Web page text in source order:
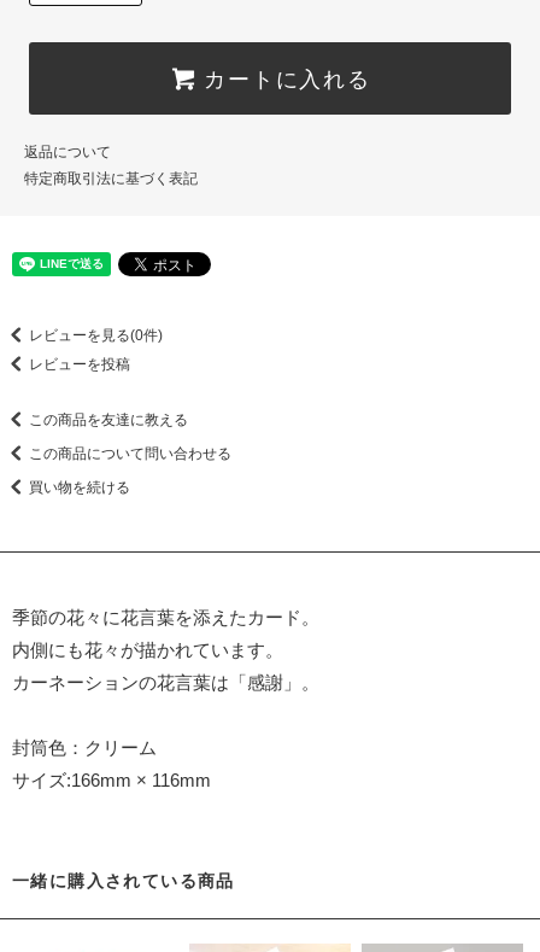
カートに入れる
返品について
特定商取引法に基づく表記
レビューを見る(0件)
レビューを投稿
この商品を友達に教える
この商品について問い合わせる
買い物を続ける
季節の花々に花言葉を添えたカード。
内側にも花々が描かれています。
カーネーションの花言葉は「感謝」。
封筒色：クリーム
サイズ:166mm × 116mm
一緒に購入されている商品